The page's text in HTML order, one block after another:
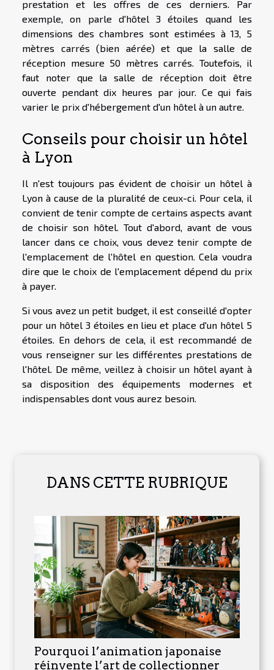
prestation et les offres de ces derniers. Par
exemple, on parle d'hôtel 3 étoiles quand les
dimensions des chambres sont estimées à 13, 5
mètres carrés (bien aérée) et que la salle de
réception mesure 50 mètres carrés. Toutefois, il
faut noter que la salle de réception doit être
ouverte pendant dix heures par jour. Ce qui fais
varier le prix d'hébergement d'un hôtel à un autre.
Conseils pour choisir un hôtel
à Lyon
Il n'est toujours pas évident de choisir un hôtel à
Lyon à cause de la pluralité de ceux-ci. Pour cela, il
convient de tenir compte de certains aspects avant
de choisir son hôtel. Tout d'abord, avant de vous
lancer dans ce choix, vous devez tenir compte de
l'emplacement de l'hôtel en question. Cela voudra
dire que le choix de l'emplacement dépend du prix
à payer.
Si vous avez un petit budget, il est conseillé d'opter
pour un hôtel 3 étoiles en lieu et place d'un hôtel 5
étoiles. En dehors de cela, il est recommandé de
vous renseigner sur les différentes prestations de
l'hôtel. De même, veillez à choisir un hôtel ayant à
sa disposition des équipements modernes et
indispensables dont vous aurez besoin.
DANS CETTE RUBRIQUE
Pourquoi l’animation japonaise
réinvente l’art de collectionner